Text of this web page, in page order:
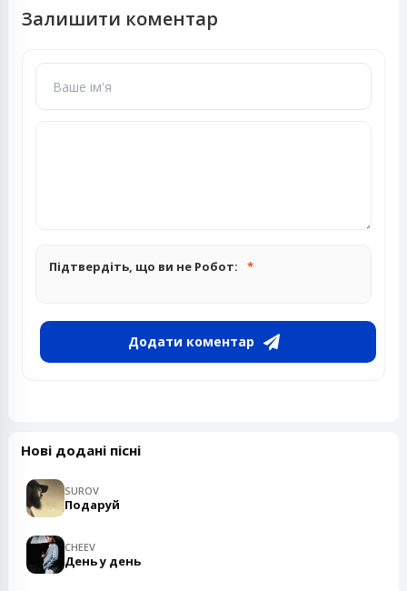
Залишити коментар
Підтвердіть, що ви не Робот:
Додати коментар
Нові додані пісні
SUROV
Подаруй
CHEEV
День у день